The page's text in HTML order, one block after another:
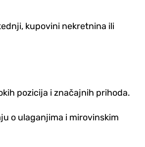
kupovini nekretnina ili
pozicija i značajnih prihoda.
o ulaganjima i mirovinskim